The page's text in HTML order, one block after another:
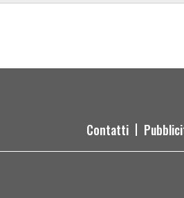
Contatti